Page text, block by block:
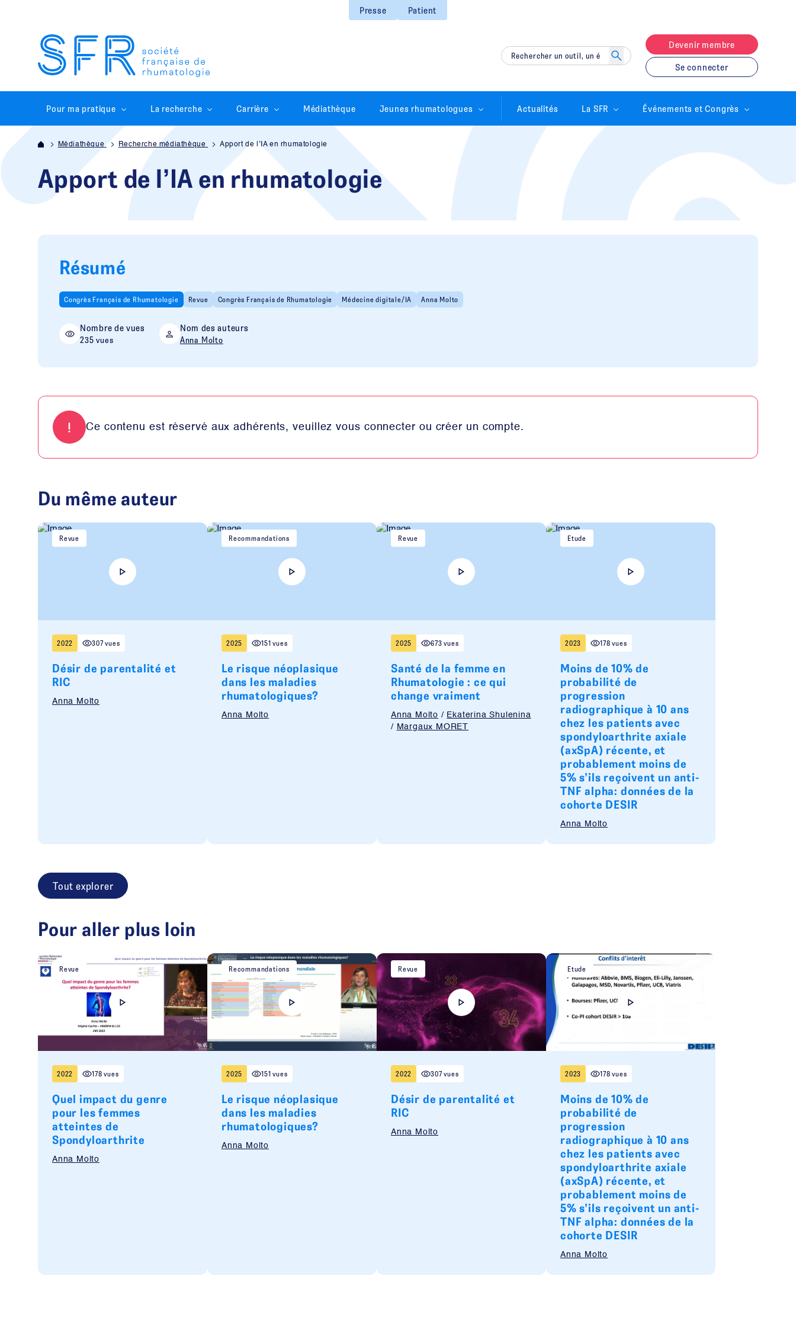
Presse Patient
Devenir membre
Se connecter
Pour ma pratique La recherche Carrière Médiathèque Jeunes rhumatologues Actualités La SFR Événements et Congrès
Médiathèque Recherche médiathèque Apport de l’IA en rhumatologie
Apport de l’IA en rhumatologie
Résumé
Congrès Français de Rhumatologie Revue Congrès Français de Rhumatologie Médecine digitale/IA Anna Molto
Nombre de vues
235 vues
Nom des auteurs
Anna Molto
Ce contenu est réservé aux adhérents, veuillez vous connecter ou créer un compte.
Du même auteur
Revue
2022 307 vues
Désir de parentalité et
RIC
Anna Molto
Recommandations
2025 151 vues
Le risque néoplasique
dans les maladies
rhumatologiques?
Anna Molto
Revue
2025 673 vues
Santé de la femme en
Rhumatologie : ce qui
change vraiment
Anna Molto / Ekaterina Shulenina
/ Margaux MORET
Etude
2023 178 vues
Moins de 10% de
probabilité de
progression
radiographique à 10 ans
chez les patients avec
spondyloarthrite axiale
(axSpA) récente, et
probablement moins de
5% s’ils reçoivent un anti-
TNF alpha: données de la
cohorte DESIR
Anna Molto
Tout explorer
Pour aller plus loin
Revue
2022 178 vues
Quel impact du genre
pour les femmes
atteintes de
Spondyloarthrite
Anna Molto
Recommandations
2025 151 vues
Le risque néoplasique
dans les maladies
rhumatologiques?
Anna Molto
Revue
2022 307 vues
Désir de parentalité et
RIC
Anna Molto
Etude
2023 178 vues
Moins de 10% de
probabilité de
progression
radiographique à 10 ans
chez les patients avec
spondyloarthrite axiale
(axSpA) récente, et
probablement moins de
5% s’ils reçoivent un anti-
TNF alpha: données de la
cohorte DESIR
Anna Molto